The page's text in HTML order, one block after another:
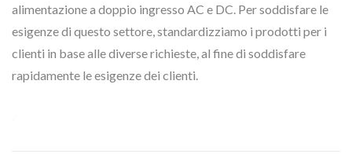
alimentazione a doppio ingresso AC e DC. Per soddisfare le
esigenze di questo settore, standardizziamo i prodotti per i
clienti in base alle diverse richieste, al fine di soddisfare
rapidamente le esigenze dei clienti.